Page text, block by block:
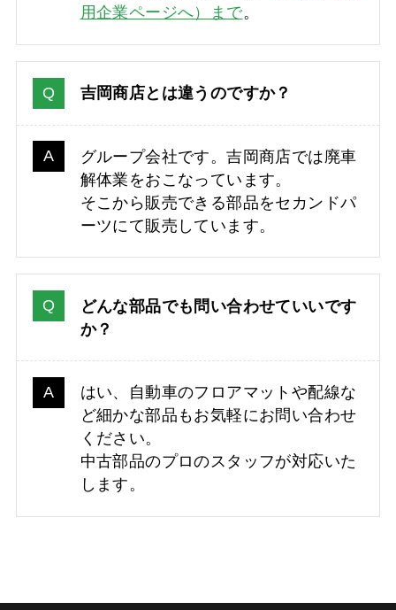
用企業ページへ）まで。
吉岡商店とは違うのですか？
グループ会社です。吉岡商店では廃車
解体業をおこなっています。
そこから販売できる部品をセカンドパ
ーツにて販売しています。
どんな部品でも問い合わせていいです
か？
はい、自動車のフロアマットや配線な
ど細かな部品もお気軽にお問い合わせ
ください。
中古部品のプロのスタッフが対応いた
します。